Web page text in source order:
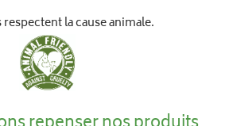
respectent la cause animale.